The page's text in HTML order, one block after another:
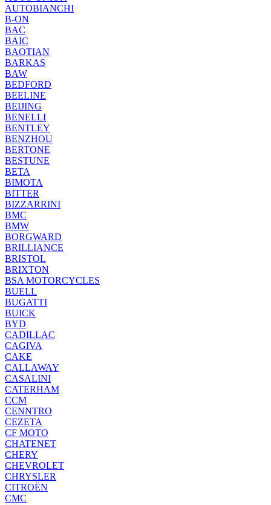
AUTOBIANCHI
B-ON
BAC
BAIC
BAOTIAN
BARKAS
BAW
BEDFORD
BEELINE
BEIJING
BENELLI
BENTLEY
BENZHOU
BERTONE
BESTUNE
BETA
BIMOTA
BITTER
BIZZARRINI
BMC
BMW
BORGWARD
BRILLIANCE
BRISTOL
BRIXTON
BSA MOTORCYCLES
BUELL
BUGATTI
BUICK
BYD
CADILLAC
CAGIVA
CAKE
CALLAWAY
CASALINI
CATERHAM
CCM
CENNTRO
CEZETA
CF MOTO
CHATENET
CHERY
CHEVROLET
CHRYSLER
CITROËN
CMC